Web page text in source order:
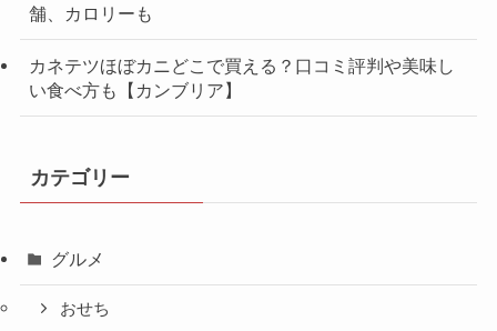
舗、カロリーも
カネテツほぼカニどこで買える？口コミ評判や美味し
い食べ方も【カンブリア】
カテゴリー
グルメ
おせち